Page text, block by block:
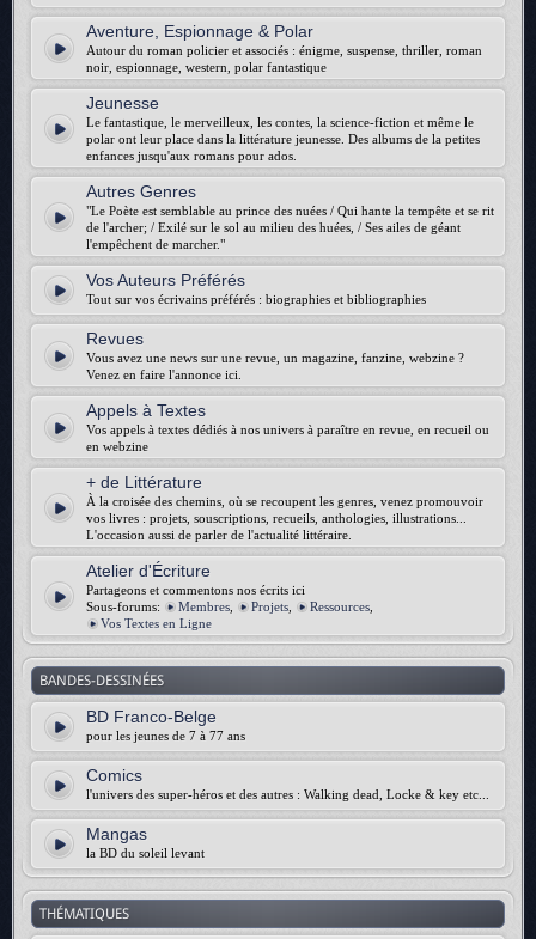
Aventure, Espionnage & Polar
Autour du roman policier et associés : énigme, suspense, thriller, roman
noir, espionnage, western, polar fantastique
Jeunesse
Le fantastique, le merveilleux, les contes, la science-fiction et même le
polar ont leur place dans la littérature jeunesse. Des albums de la petites
enfances jusqu'aux romans pour ados.
Autres Genres
"Le Poète est semblable au prince des nuées / Qui hante la tempête et se rit
de l'archer; / Exilé sur le sol au milieu des huées, / Ses ailes de géant
l'empêchent de marcher."
Vos Auteurs Préférés
Tout sur vos écrivains préférés : biographies et bibliographies
Revues
Vous avez une news sur une revue, un magazine, fanzine, webzine ?
Venez en faire l'annonce ici.
Appels à Textes
Vos appels à textes dédiés à nos univers à paraître en revue, en recueil ou
en webzine
+ de Littérature
À la croisée des chemins, où se recoupent les genres, venez promouvoir
vos livres : projets, souscriptions, recueils, anthologies, illustrations...
L'occasion aussi de parler de l'actualité littéraire.
Atelier d'Écriture
Partageons et commentons nos écrits ici
Sous-forums:
Membres Projets Ressources
Vos Textes en Ligne
BANDES-DESSINÉES
BD Franco-Belge
pour les jeunes de 7 à 77 ans
Comics
l'univers des super-héros et des autres : Walking dead, Locke & key etc...
Mangas
la BD du soleil levant
THÉMATIQUES